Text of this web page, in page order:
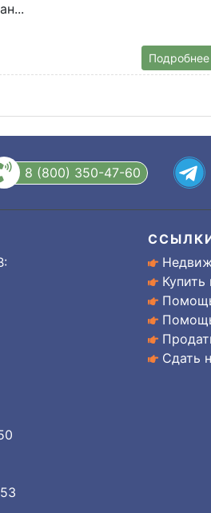
Подробнее
8 (800) 350-47-60
Сдать